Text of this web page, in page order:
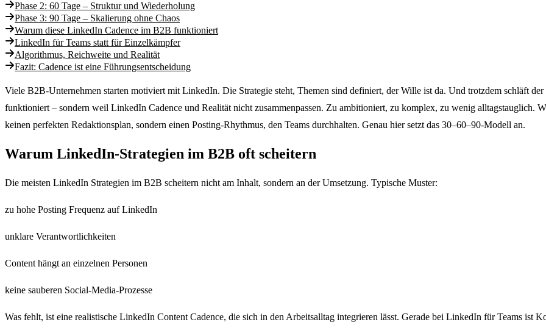
Phase 2: 60 Tage – Struktur und Wiederholung
Phase 3: 90 Tage – Skalierung ohne Chaos
Warum diese LinkedIn Cadence im B2B funktioniert
LinkedIn für Teams statt für Einzelkämpfer
Algorithmus, Reichweite und Realität
Fazit: Cadence ist eine Führungsentscheidung
Viele B2B-Unternehmen starten motiviert mit LinkedIn. Die Strategie steht, Themen sind definiert, der Wille ist da. Und trotzdem schläft
funktioniert – sondern weil LinkedIn Cadence und Realität nicht zusammenpassen. Zu ambitioniert, zu komplex, zu wenig
keinen perfekten Redaktionsplan, sondern einen Posting-Rhythmus, den Teams durchhalten. Genau hier setzt das 30–60–90-Modell an.
Warum LinkedIn-Strategien im B2B oft scheitern
Die meisten LinkedIn Strategien im B2B scheitern nicht am Inhalt, sondern an der Umsetzung. Typische Muster:
zu hohe Posting Frequenz auf LinkedIn
unklare Verantwortlichkeiten
Content hängt an einzelnen Personen
keine sauberen Social-Media-Prozesse
Was fehlt, ist eine realistische LinkedIn Content Cadence, die sich in den Arbeitsalltag integrieren lässt. Gerade bei LinkedIn für Teams ist